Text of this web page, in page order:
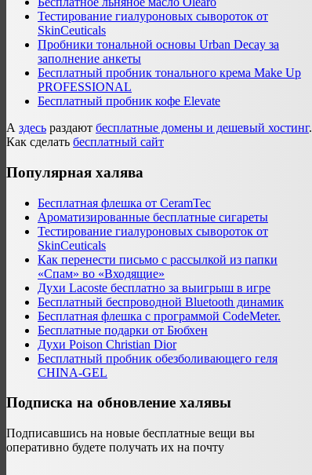
Тестирование гиалуроновых сывороток от
SkinCeuticals
Пробники тональной основы Urban Decay за
заполнение анкеты
Бесплатный пробник тонального крема Make Up
PROFESSIONAL
Бесплатный пробник кофе Elevate
А здесь раздают бесплатные домены и дешевый хостинг.
Как сделать бесплатный сайт
Популярная халява
Бесплатная флешка от CeramTec
Ароматизированные бесплатные сигареты
Тестирование гиалуроновых сывороток от
SkinCeuticals
Как перенести письмо с рассылкой из папки
«Спам» во «Входящие»
Духи Lacoste бесплатно за выигрыш в игре
Бесплатный беспроводной Bluetooth динамик
Бесплатная флешка с программой CodeMeter.
Бесплатные подарки от Бюбхен
Духи Poison Christian Dior
Бесплатный пробник обезболивающего геля
CHINA-GEL
Подписка на обновление халявы
Подписавшись на новые бесплатные вещи вы
оперативно будете получать их на почту